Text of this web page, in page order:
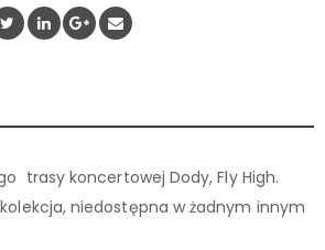
trasy koncertowej Dody, Fly High.
kolekcja, niedostępna w żadnym innym